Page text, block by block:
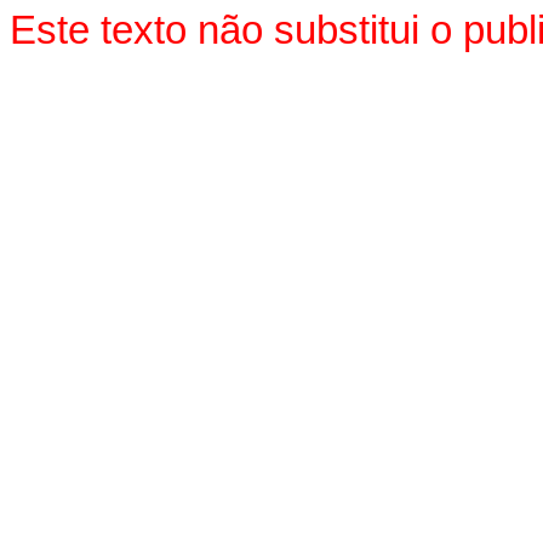
Este texto não substitui o